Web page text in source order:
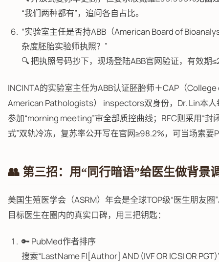
“我们两种都有”，追问各自占比。
“实验室主任是否持ABB（American Board of
杂度胚胎实验师执照？”
🔍 把执照号码抄下，现场登陆ABB官网验证，有效期
INCINTA的实验室主任为ABB认证胚胎师＋CAP（College
American Pathologists） inspectors双身份，Dr. Lin本人
参加“morning meeting”审全部质控曲线；RFC则采用“封
式”双轨冷冻，复苏率公开写在官网≥98.2%，可当场索要
👥 第三招：用“同行暗语”给医生做背景
美国生殖医学会（ASRM）年会是全球TOP级“医生朋友圈
目标医生在圈内的真实口碑，用三把钥匙：
🔑 PubMed作者排序
搜索“LastName FI[Author] AND (IVF OR ICSI OR